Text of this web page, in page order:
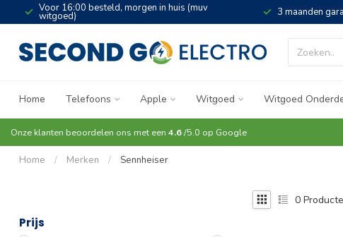
Voor 16:00 besteld, morgen in huis (muv
witgoed) 3 maanden
Home Telefoons Apple Witgoed Witgoed
Onze klanten beoordelen ons met een 4.6/5.0 op Google
Home / Merken / Sennheiser
Prijs
0